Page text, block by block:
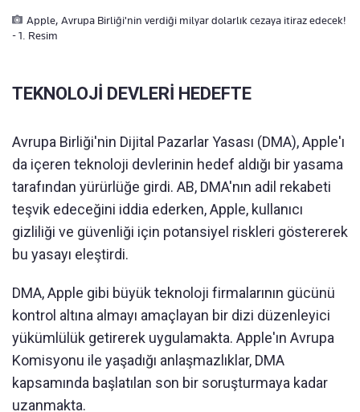
Apple, Avrupa Birliği'nin verdiği milyar dolarlık cezaya itiraz edecek!
- 1. Resim
TEKNOLOJİ DEVLERİ HEDEFTE
Avrupa Birliği'nin Dijital Pazarlar Yasası (DMA), Apple'ı
da içeren teknoloji devlerinin hedef aldığı bir yasama
tarafından yürürlüğe girdi. AB, DMA'nın adil rekabeti
teşvik edeceğini iddia ederken, Apple, kullanıcı
gizliliği ve güvenliği için potansiyel riskleri göstererek
bu yasayı eleştirdi.
DMA, Apple gibi büyük teknoloji firmalarının gücünü
kontrol altına almayı amaçlayan bir dizi düzenleyici
yükümlülük getirerek uygulamakta. Apple'ın Avrupa
Komisyonu ile yaşadığı anlaşmazlıklar, DMA
kapsamında başlatılan son bir soruşturmaya kadar
uzanmakta.